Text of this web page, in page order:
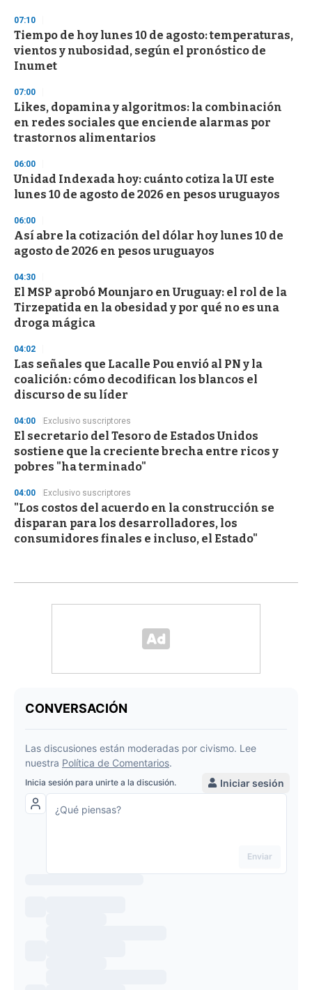
d
s
o
f
3
s
e
c
o
n
07:10
Tiempo de hoy lunes 10 de agosto: temperaturas,
vientos y nubosidad, según el pronóstico de
Inumet
07:00
Likes, dopamina y algoritmos: la combinación
en redes sociales que enciende alarmas por
trastornos alimentarios
06:00
Unidad Indexada hoy: cuánto cotiza la UI este
lunes 10 de agosto de 2026 en pesos uruguayos
06:00
Así abre la cotización del dólar hoy lunes 10 de
agosto de 2026 en pesos uruguayos
04:30
El MSP aprobó Mounjaro en Uruguay: el rol de la
Tirzepatida en la obesidad y por qué no es una
droga mágica
04:02
Las señales que Lacalle Pou envió al PN y la
coalición: cómo decodifican los blancos el
discurso de su líder
04:00 Exclusivo suscriptores
El secretario del Tesoro de Estados Unidos
sostiene que la creciente brecha entre ricos y
pobres "ha terminado"
04:00 Exclusivo suscriptores
"Los costos del acuerdo en la construcción se
disparan para los desarrolladores, los
consumidores finales e incluso, el Estado"